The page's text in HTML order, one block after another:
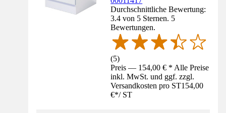
Durchschnittliche Bewertung:
3.4 von 5 Sternen. 5
Bewertungen.
(5)
Preis — 154,00 € * Alle Preise
inkl. MwSt. und ggf. zzgl.
Versandkosten pro ST154,00
€*/ ST